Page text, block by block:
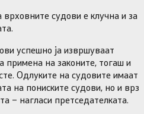
судови е клучна и за
успешно ја извршуваат
примена на законите, тогаш и
Одлуките на судовите имаат
на пониските судови, но и врз
– нагласи претседателката.